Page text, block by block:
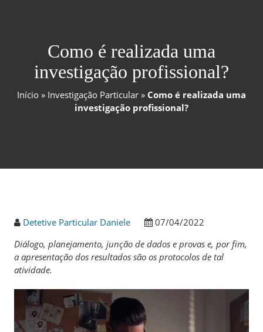
Como é realizada uma
investigação profissional?
Início » Investigação Particular » Como é realizada uma
investigação profissional?
Detetive Particular Daniele
07/04/2022
Diálogo, planejamento, junção de dados e provas e, por fim,
a apresentação dos resultados são os protocolos de tal
atividade.